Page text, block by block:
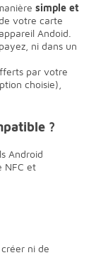
simple et
votre carte
Andoid.
ni dans un
par votre
choisie),
?
Android
NFC et
ni de